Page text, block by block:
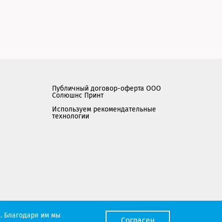
Публичный договор-оферта ООО
Солюшнс Принт
Используем рекомендательные
технологии
Мы работаем с порталом поставщиков
Благодаря им мы